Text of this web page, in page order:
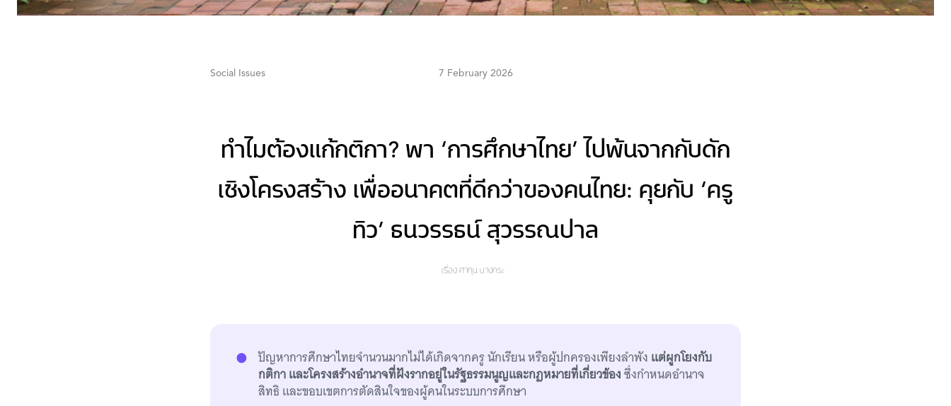
Social Issues 7 February 2026
ทำไมต้องแก้กติกา? พา ‘การศึกษาไทย’ ไปพ้นจากกับดัก
เชิงโครงสร้าง เพื่ออนาคตที่ดีกว่าของคนไทย: คุยกับ ‘ครู
ทิว’ ธนวรรธน์ สุวรรณปาล
เรื่อง ศากุน บางกระ
ปัญหาการศึกษาไทยจำนวนมากไม่ได้เกิดจากครู นักเรียน หรือผู้ปกครองเพียงลำพัง แต่ผูกโยงกับ
กติกา และโครงสร้างอำนาจที่ฝังรากอยู่ในรัฐธรรมนูญและกฎหมายที่เกี่ยวข้องซึ่งกำหนดอำนาจ
สิทธิ และขอบเขตการตัดสินใจของผู้คนในระบบการศึกษา